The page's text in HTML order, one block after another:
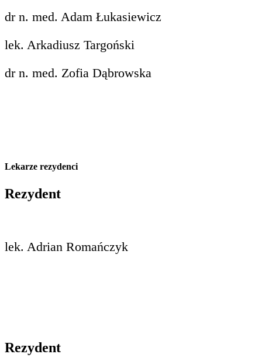
dr n. med. Adam Łukasiewicz
lek. Arkadiusz Targoński
dr n. med. Zofia Dąbrowska
Lekarze rezydenci
Rezydent
lek. Adrian Romańczyk
Rezydent